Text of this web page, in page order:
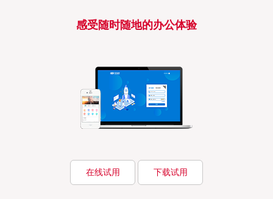
感受随时随地的办公体验
在线试用 下载试用